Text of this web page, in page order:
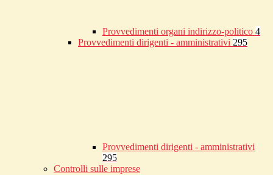
Provvedimenti organi indirizzo-politico 4
Provvedimenti dirigenti - amministrativi 295
Provvedimenti dirigenti - amministrativi
295
Controlli sulle imprese